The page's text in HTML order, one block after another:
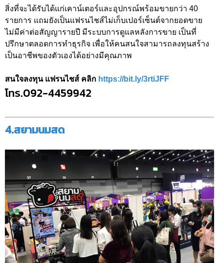
สิ่งที่จะได้รับได้แก่เคาน์เตอร์และอุปกรณ์พร้อมขายกว่า 40
รายการ แถมยังเป็นแฟรนไชส์ไม่เก็บเปอร์เซ็นต์จากยอดขาย
ไม่มีค่าต่อสัญญารายปี มีระบบการดูแลหลังการขาย เป็นที่
ปรึกษาตลอดการทำธุรกิจ เพื่อให้คนสนใจสามารถลงทุนสร้าง
เป็นอาชีพของตัวเองได้อย่างมีคุณภาพ
สนใจลงทุน แฟรนไชส์ คลิก https://bit.ly/3rtiJFF
โทร.092-4459942
4.สยามนมสด